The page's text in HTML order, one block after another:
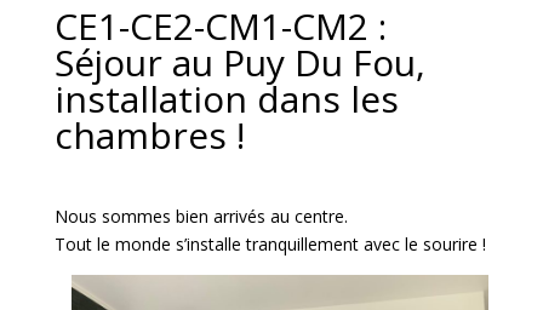
CE1-CE2-CM1-CM2 :
Séjour au Puy Du Fou,
installation dans les
chambres !
Nous sommes bien arrivés au centre.
Tout le monde s’installe tranquillement avec le sourire !